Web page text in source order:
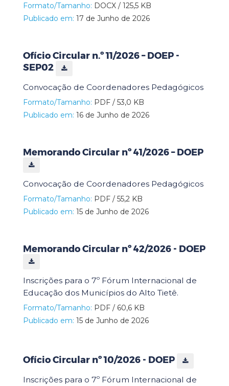
Formato/Tamanho: DOCX / 125,5 KB
Publicado em: 17 de Junho de 2026
Ofício Circular n.º 11/2026 – DOEP -
SEP02
Convocação de Coordenadores Pedagógicos
Formato/Tamanho: PDF / 53,0 KB
Publicado em: 16 de Junho de 2026
Memorando Circular nº 41/2026 – DOEP
Convocação de Coordenadores Pedagógicos
Formato/Tamanho: PDF / 55,2 KB
Publicado em: 15 de Junho de 2026
Memorando Circular nº 42/2026 - DOEP
Inscrições para o 7º Fórum Internacional de
Educação dos Municípios do Alto Tietê.
Formato/Tamanho: PDF / 60,6 KB
Publicado em: 15 de Junho de 2026
Ofício Circular nº 10/2026 - DOEP
Inscrições para o 7º Fórum Internacional de